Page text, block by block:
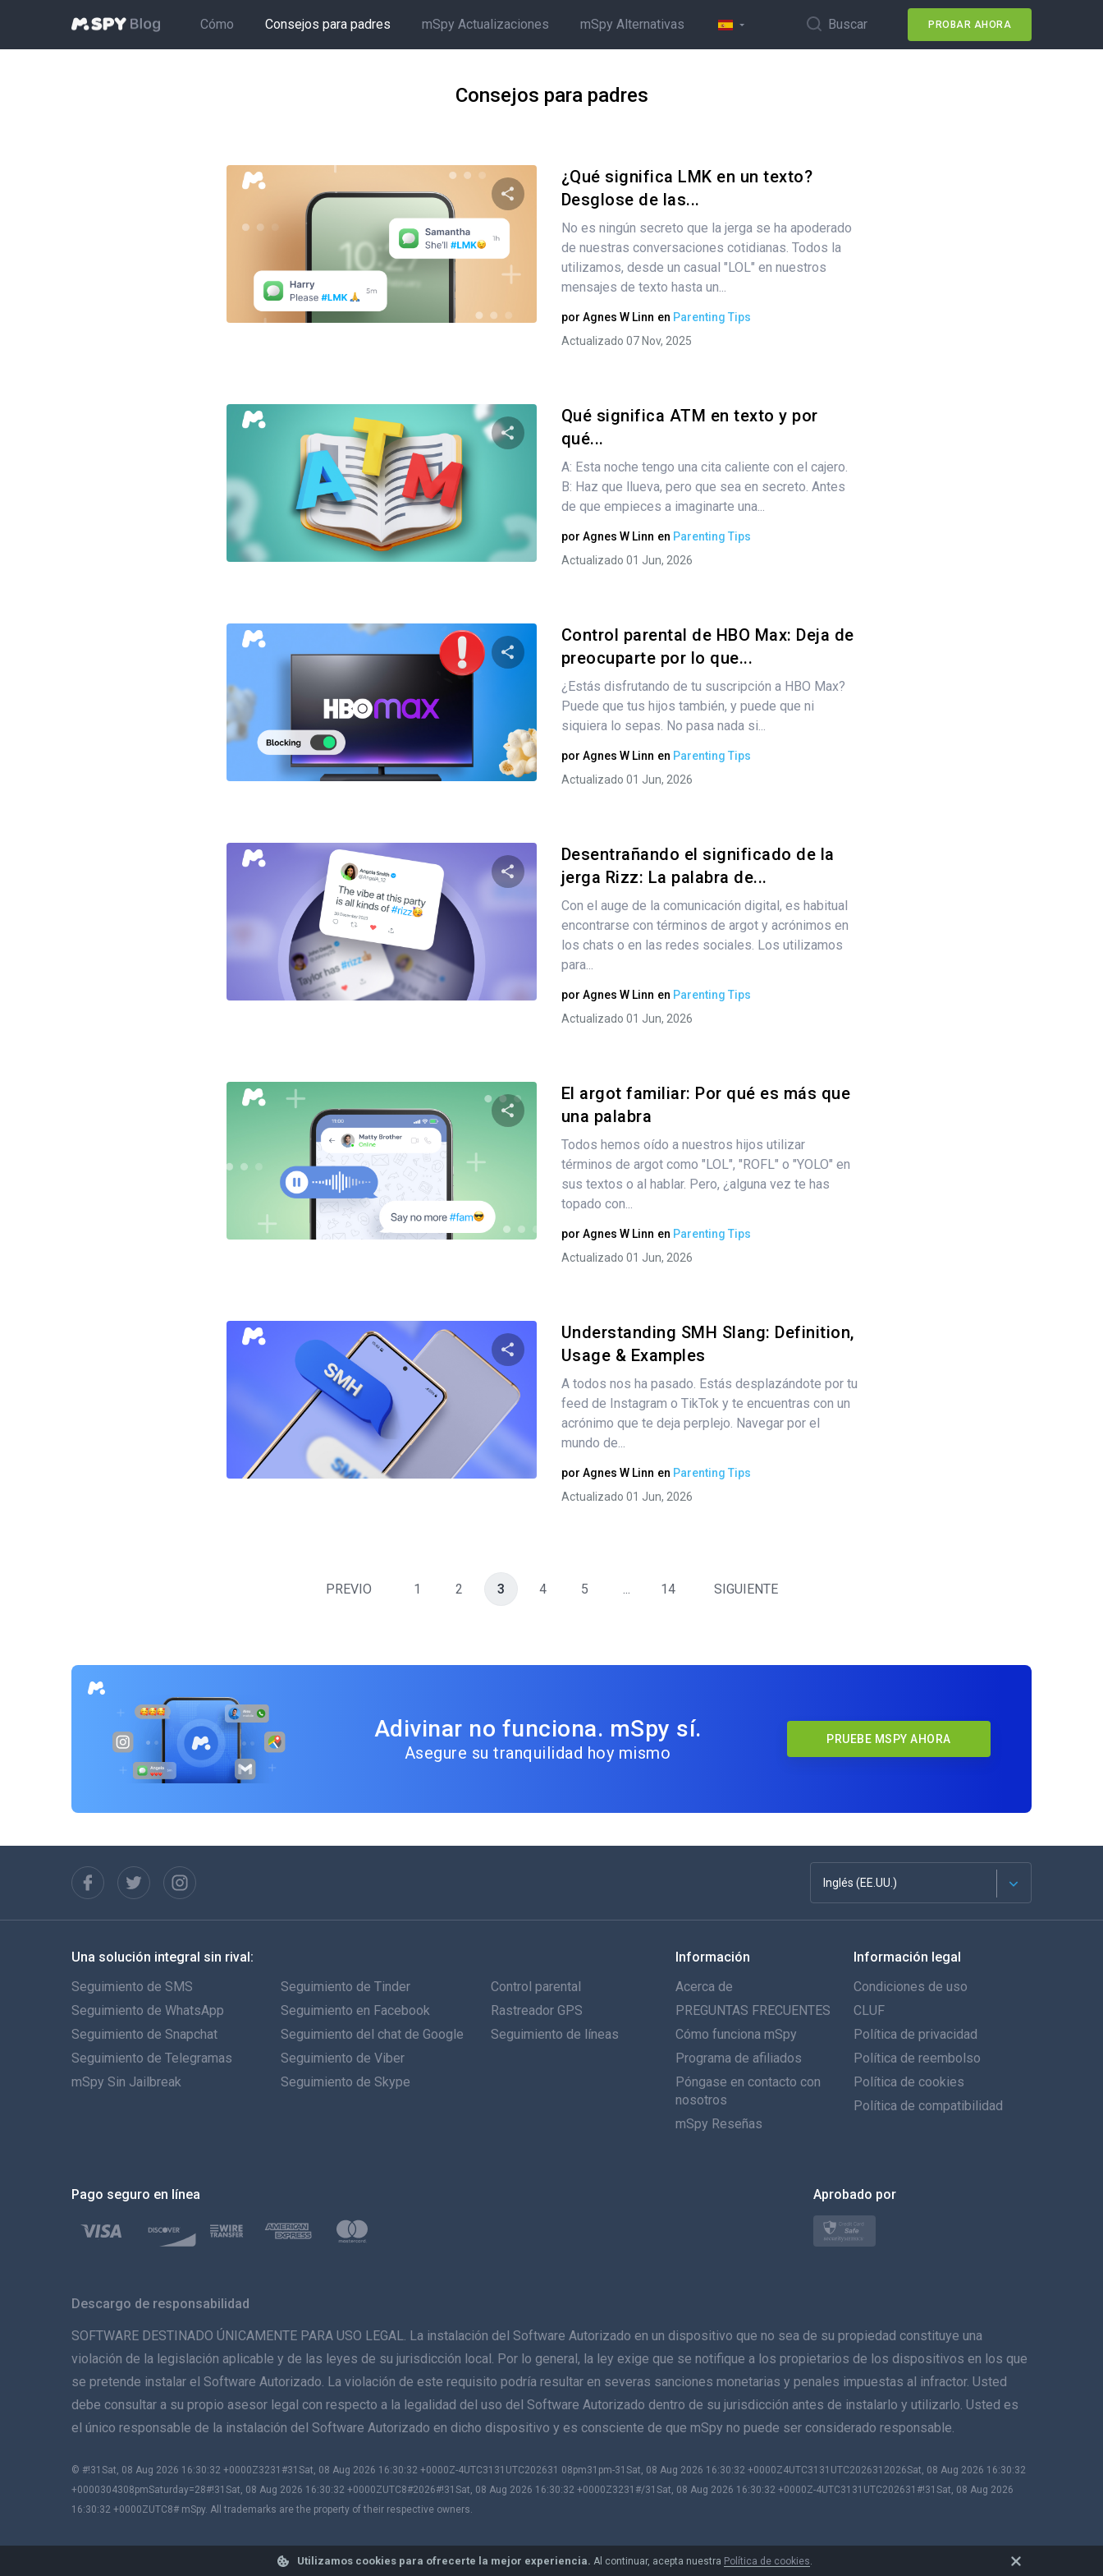
Cómo Consejos para padres mSpy Actualizaciones mSpy Alternativas Buscar PROBAR AHORA
Consejos para padres
Comparte este artículo
¿Qué significa LMK en un texto?
Desglose de las...
No es ningún secreto que la jerga se ha apoderado
de nuestras conversaciones cotidianas. Todos la
utilizamos, desde un casual "LOL" en nuestros
mensajes de texto hasta un...
por Agnes W Linn en Parenting Tips
Actualizado 07 Nov, 2025
Comparte este artículo
Facebook Copiar enlace
Qué significa ATM en texto y por
qué...
A: Esta noche tengo una cita caliente con el cajero.
B: Haz que llueva, pero que sea en secreto. Antes
de que empieces a imaginarte una...
por Agnes W Linn en Parenting Tips
Actualizado 01 Jun, 2026
Comparte este artículo
Twitter Facebook Copiar enlace
Control parental de HBO Max: Deja de
preocuparte por lo que...
¿Estás disfrutando de tu suscripción a HBO Max?
Puede que tus hijos también, y puede que ni
siquiera lo sepas. No pasa nada si...
por Agnes W Linn en Parenting Tips
Actualizado 01 Jun, 2026
Comparte este artículo
Desentrañando el significado de la
jerga Rizz: La palabra de...
Con el auge de la comunicación digital, es habitual
encontrarse con términos de argot y acrónimos en
los chats o en las redes sociales. Los utilizamos
para...
por Agnes W Linn en Parenting Tips
Actualizado 01 Jun, 2026
Comparte este artículo
El argot familiar: Por qué es más que
una palabra
Todos hemos oído a nuestros hijos utilizar
términos de argot como "LOL", "ROFL" o "YOLO" en
sus textos o al hablar. Pero, ¿alguna vez te has
topado con...
por Agnes W Linn en Parenting Tips
Actualizado 01 Jun, 2026
Comparte este artículo
Understanding SMH Slang: Definition,
Usage & Examples
A todos nos ha pasado. Estás desplazándote por tu
feed de Instagram o TikTok y te encuentras con un
acrónimo que te deja perplejo. Navegar por el
mundo de...
por Agnes W Linn en Parenting Tips
Actualizado 01 Jun, 2026
PREVIO 1 2 3 4 5 ... 14 SIGUIENTE
Adivinar no funciona. mSpy sí.
Asegure su tranquilidad hoy mismo
PRUEBE MSPY AHORA
Utilizamos cookies para ofrecerte la mejor experiencia. Al continuar, acepta nuestra Política de cookies.
Inglés (EE.UU.)
Français
English
Português
Italiano
Türkçe
Polski
Svenska
简体中文
Dansk
Una solución integral sin rival:
Seguimiento de SMS
Seguimiento de WhatsApp
Seguimiento de Snapchat
Seguimiento de Telegramas
mSpy Sin Jailbreak
Seguimiento de Tinder
Seguimiento en Facebook
Seguimiento del chat de Google
Seguimiento de Viber
Seguimiento de Skype
Control parental
Rastreador GPS
Seguimiento de líneas
Información
Acerca de
PREGUNTAS FRECUENTES
Cómo funciona mSpy
Programa de afiliados
Póngase en contacto con
nosotros
mSpy Reseñas
Información legal
Condiciones de uso
CLUF
Política de privacidad
Política de reembolso
Política de cookies
Política de compatibilidad
Pago seguro en línea Aprobado por
Descargo de responsabilidad
SOFTWARE DESTINADO ÚNICAMENTE PARA USO LEGAL. La instalación del Software Autorizado en un dispositivo que no sea de su propiedad constituye una
violación de la legislación aplicable y de las leyes de su jurisdicción local. Por lo general, la ley exige que se notifique a los propietarios de los dispositivos en los que
se pretende instalar el Software Autorizado. La violación de este requisito podría resultar en severas sanciones monetarias y penales impuestas al infractor. Usted
debe consultar a su propio asesor legal con respecto a la legalidad del uso del Software Autorizado dentro de su jurisdicción antes de instalarlo y utilizarlo. Usted es
el único responsable de la instalación del Software Autorizado en dicho dispositivo y es consciente de que mSpy no puede ser considerado responsable.
© #!31Sat, 08 Aug 2026 16:30:32 +0000Z3231#31Sat, 08 Aug 2026 16:30:32 +0000Z-4UTC3131UTC202631 08pm31pm-31Sat, 08 Aug 2026 16:30:32 +0000Z4UTC3131UTC2026312026Sat, 08 Aug 2026 16:30:32
+0000304308pmSaturday=28#!31Sat, 08 Aug 2026 16:30:32 +0000ZUTC8#2026#!31Sat, 08 Aug 2026 16:30:32 +0000Z3231#/31Sat, 08 Aug 2026 16:30:32 +0000Z-4UTC3131UTC202631#!31Sat, 08 Aug 2026
16:30:32 +0000ZUTC8# mSpy. All trademarks are the property of their respective owners.